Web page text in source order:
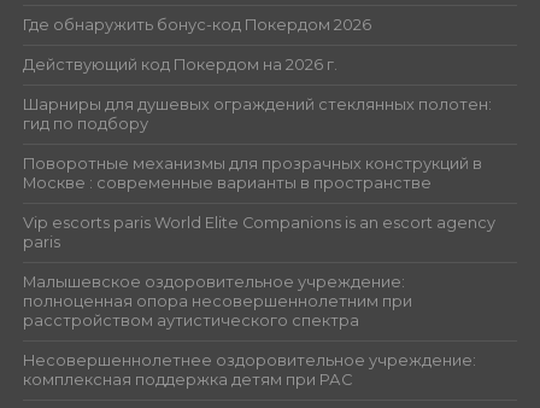
Где обнаружить бонус-код Покердом 2026
Действующий код Покердом на 2026 г.
Шарниры для душевых ограждений стеклянных полотен:
гид по подбору
Поворотные механизмы для прозрачных конструкций в
Москве : современные варианты в пространстве
Vip escorts paris World Elite Companions is an escort agency
paris
Малышевское оздоровительное учреждение:
полноценная опора несовершеннолетним при
расстройством аутистического спектра
Несовершеннолетнее оздоровительное учреждение:
комплексная поддержка детям при РАС